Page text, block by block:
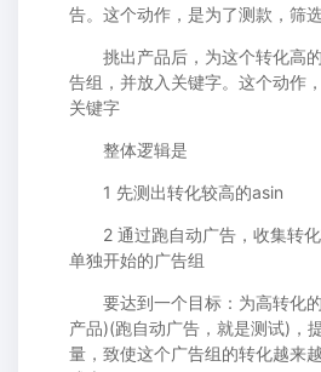
告。这个动作，是为了测款，筛
挑出产品后，为这个转化高的
告组，并放入关键字。这个动作
关键字
整体逻辑是
1 先测出转化较高的asin
2 通过跑自动广告，收集转化
单独开始的广告组
要达到一个目标：为高转化
产品)(跑自动广告，就是测试)，
量，致使这个广告组的转化越来